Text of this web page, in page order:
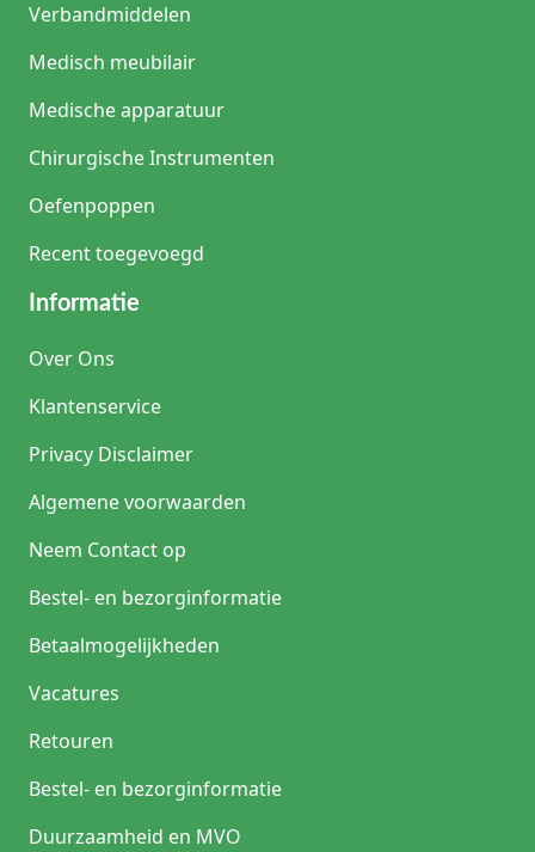
Verbandmiddelen
Medisch meubilair
Medische apparatuur
Chirurgische Instrumenten
Oefenpoppen
Recent toegevoegd
Informatie
Over Ons
Klantenservice
Privacy Disclaimer
Algemene voorwaarden
Neem Contact op
Bestel- en bezorginformatie
Betaalmogelijkheden
Vacatures
Retouren
Bestel- en bezorginformatie
Duurzaamheid en MVO